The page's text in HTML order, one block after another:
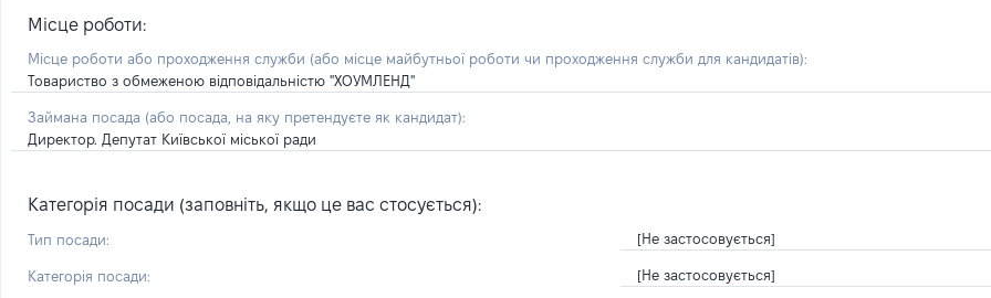
Місце роботи:
Місце роботи або проходження служби (або місце майбутньої роботи чи проходження служби для кандидатів):
Товариство з обмеженою відповідальністю "ХОУМЛЕНД"
Займана посада (або посада, на яку претендуєте як кандидат):
Директор. Депутат Київської міської ради
Категорія посади (заповніть, якщо це вас стосується):
Тип посади: [Не застосовується]
Категорія посади: [Не застосовується]